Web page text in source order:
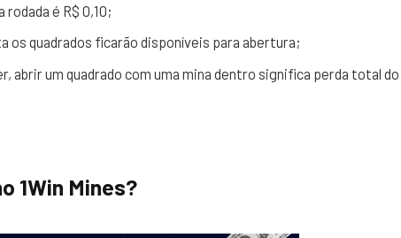
rodada é R$ 0,10;
os quadrados ficarão disponíveis para abertura;
abrir um quadrado com uma mina dentro significa perda total do
1Win Mines?